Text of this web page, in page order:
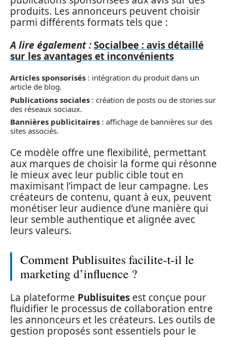
produits. Les annonceurs peuvent choisir
parmi différents formats tels que :
A lire également :Socialbee : avis détaillé
sur les avantages et inconvénients
Articles sponsorisés : intégration du produit dans un
article de blog.
Publications sociales : création de posts ou de stories sur
des réseaux sociaux.
Bannières publicitaires : affichage de bannières sur des
sites associés.
Ce modèle offre une flexibilité, permettant
aux marques de choisir la forme qui résonne
le mieux avec leur public cible tout en
maximisant l’impact de leur campagne. Les
créateurs de contenu, quant à eux, peuvent
monétiser leur audience d’une manière qui
leur semble authentique et alignée avec
leurs valeurs.
Comment Publisuites facilite-t-il le
marketing d’influence ?
La plateforme Publisuites est conçue pour
fluidifier le processus de collaboration entre
les annonceurs et les créateurs. Les outils de
gestion proposés sont essentiels pour le